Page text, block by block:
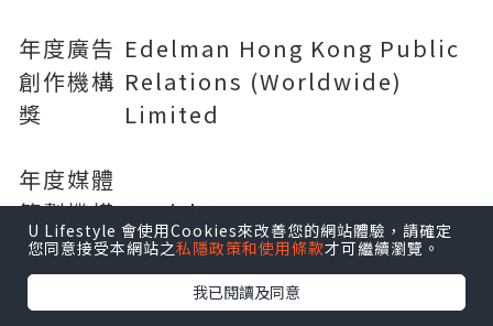
年度廣告
創作機構
獎
Edelman Hong Kong Public
Relations (Worldwide)
Limited
年度媒體
策劃機構
獎
Zenith Hong Kong
U Lifestyle 會使用Cookies來改善您的網站體驗，請確定
您同意接受本網站之私隱政策和使用條款才可繼續瀏覽。
我已閱讀及同意